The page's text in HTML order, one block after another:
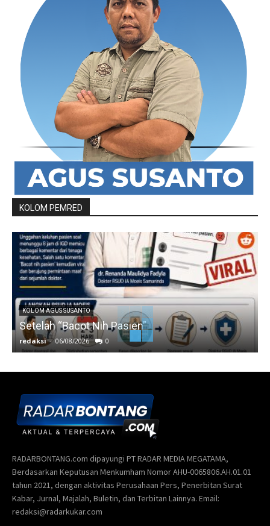
KOLOM PEMRED
KOLOM AGUS SUSANTO
Setelah “Bacot Nih Pasien”
redaksi - 06/08/2026 0
RADARBONTANG.com dipayungi PT RADAR MEDIA MEGATAMA,
Berdasarkan Keputusan Menkumham Nomor AHU-0065806.AH.01.01
tahun 2021, dengan aktivitas Perusahaan Pers, Penerbitan Surat
Kabar, Jurnal, Majalah, Buletin, dan Terbitan Lainnya. Email:
redaksi@radarkukar.com